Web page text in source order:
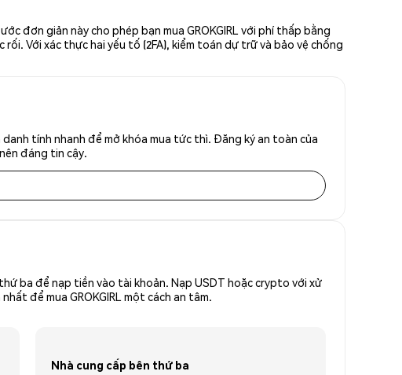
đơn giản này cho phép bạn mua GROKGIRL với phí thấp bằng
Với xác thực hai yếu tố (2FA), kiểm toán dự trữ và bảo vệ chống
tính nhanh để mở khóa mua tức thì. Đăng ký an toàn của
đáng tin cậy.
ba để nạp tiền vào tài khoản. Nạp USDT hoặc crypto với xử
để mua GROKGIRL một cách an tâm.
Nhà cung cấp bên thứ ba